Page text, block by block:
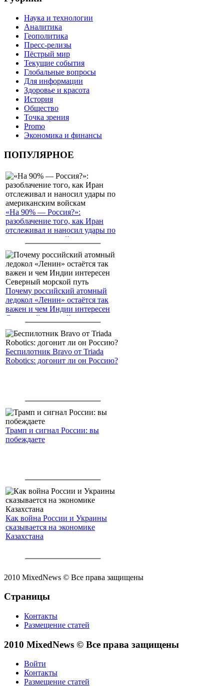
Наука и технологии
Аналитика
Геополитика
Пресс-релизы
Пёстрый мир
Текущие события
Глобальные вопросы
Для информации
Здоровье и красота
История
Общество
Точка зрения
Promo
Экономика и финансы
ПОПУЛЯРНОЕ
«На 90% — Россия?»:
разоблачение того, как Иран
отслеживал и наносил удары по
американским войскам
Почему российский атомный
ледокол «Ленин» остаётся так
важен и чем Индии интересен
Северный морской путь
Беспилотник Bravo от Triada
Robotics: догонит ли он Россию?
Трамп и сигнал России: вы
побеждаете
Как война России и Украины
сказывается на экономике
Казахстана
2010 MixedNews © Все права защищены
Страницы
Контакты
Размещение статей
2010 MixedNews © Все права защищены
Войти
Контакты
Размещение статей